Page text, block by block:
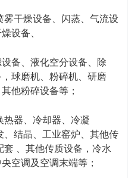
雾干燥设备
闪蒸、气流设
设备
备 、液化空分设备
除
，球磨机 、粉碎机 、研磨
其他粉碎设备等 ；
热器 、冷却器 、冷凝
、结晶 工业窑炉 、其他传
套 、其他传质设备 ，冷水
央空调及空调末端等 ；